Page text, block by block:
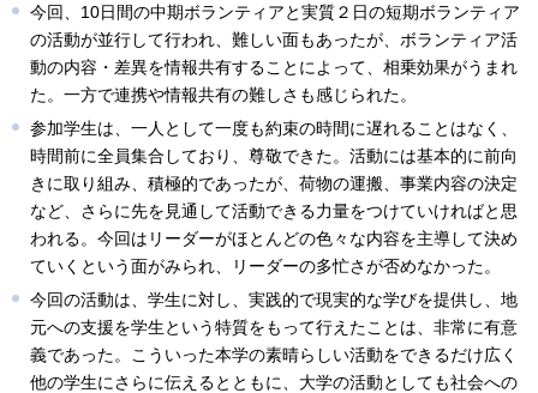
今回、10日間の中期ボランティアと実質２日の短期ボランティア
の活動が並行して行われ、難しい面もあったが、ボランティア活
動の内容・差異を情報共有することによって、相乗効果がうまれ
た。一方で連携や情報共有の難しさも感じられた。
参加学生は、一人として一度も約束の時間に遅れることはなく、
時間前に全員集合しており、尊敬できた。活動には基本的に前向
きに取り組み、積極的であったが、荷物の運搬、事業内容の決定
など、さらに先を見通して活動できる力量をつけていければと思
われる。今回はリーダーがほとんどの色々な内容を主導して決め
ていくという面がみられ、リーダーの多忙さが否めなかった。
今回の活動は、学生に対し、実践的で現実的な学びを提供し、地
元への支援を学生という特質をもって行えたことは、非常に有意
義であった。こういった本学の素晴らしい活動をできるだけ広く
他の学生にさらに伝えるとともに、大学の活動としても社会への